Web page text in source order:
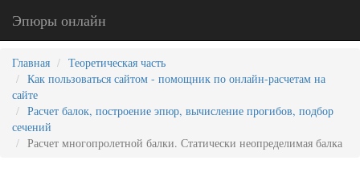
Эпюры онлайн
Главная
Теоретическая часть
Как пользоваться сайтом - помощник по онлайн-расчетам на
сайте
Расчет балок, построение эпюр, вычисление прогибов, подбор
сечений
Расчет многопролетной балки. Статически неопределимая балка